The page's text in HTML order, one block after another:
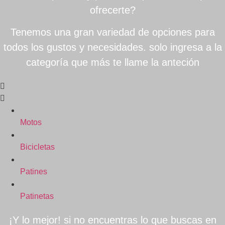
ofrecerte?
Tenemos una gran variedad de opciones para
todos los gustos y necesidades. solo ingresa a la
categoría que más te llame la anteción
Motos
Bicicletas
Patines
Patinetas
¡Y lo mejor! si no encuentras lo que buscas en